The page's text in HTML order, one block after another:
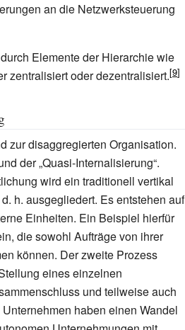
an die Netzwerksteuerung
Elemente der Hierarchie wie
zentralisiert oder dezentralisiert.
zur disaggregierten Organisation.
der „Quasi-Internalisierung“.
wird ein traditionell vertikal
h. ausgegliedert. Es entstehen auf
Einheiten. Ein Beispiel hierfür
die sowohl Aufträge von ihrer
können. Der zweite Prozess
eines einzelnen
und teilweise auch
haben einen Wandel